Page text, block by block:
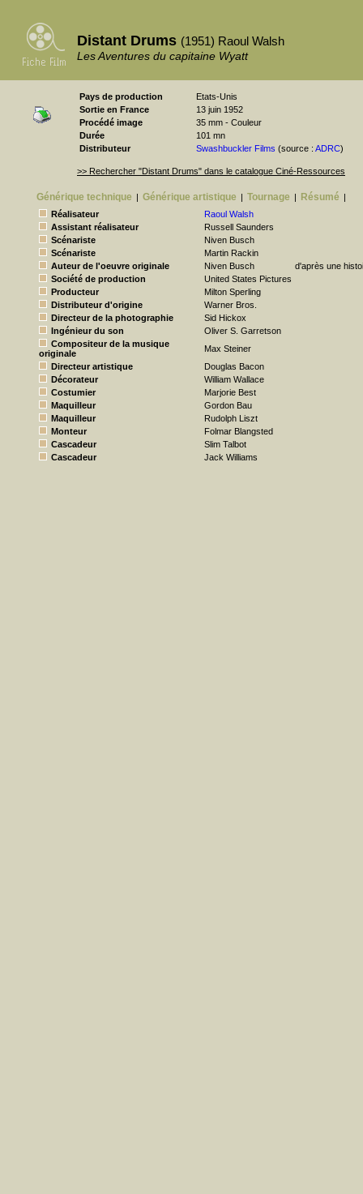
Distant Drums (1951) Raoul Walsh
Les Aventures du capitaine Wyatt
Pays de production
Etats-Unis
Sortie en France
13 juin 1952
Procédé image
35 mm - Couleur
Durée
101 mn
Distributeur
Swashbuckler Films (source : ADRC)
>> Rechercher "Distant Drums" dans le catalogue Ciné-Ressources
Générique technique | Générique artistique | Tournage | Résumé |
Réalisateur
Raoul Walsh
Assistant réalisateur
Russell Saunders
Scénariste
Niven Busch
Scénariste
Martin Rackin
Auteur de l'oeuvre originale
Niven Busch
d'après une
Société de production
United States Pictures
Producteur
Milton Sperling
Distributeur d'origine
Warner Bros.
Directeur de la photographie
Sid Hickox
Ingénieur du son
Oliver S. Garretson
Compositeur de la musique
originale
Max Steiner
Directeur artistique
Douglas Bacon
Décorateur
William Wallace
Costumier
Marjorie Best
Maquilleur
Gordon Bau
Maquilleur
Rudolph Liszt
Monteur
Folmar Blangsted
Cascadeur
Slim Talbot
Cascadeur
Jack Williams